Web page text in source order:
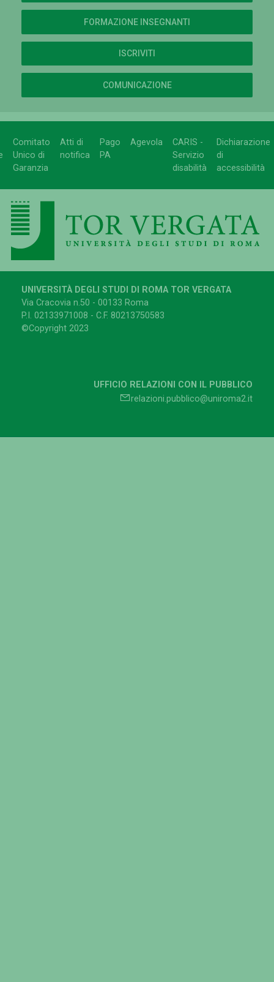
FORMAZIONE INSEGNANTI
ISCRIVITI
COMUNICAZIONE
Comitato
Unico di
Garanzia
Atti di
notifica
Pago
PA
Agevola
CARIS -
Servizio
disabilità
Dichiarazione
di
accessibilità
UNIVERSITÀ DEGLI STUDI DI ROMA TOR VERGATA
Via Cracovia n.50 - 00133 Roma
P.I. 02133971008 - C.F. 80213750583
©Copyright 2023
UFFICIO RELAZIONI CON IL PUBBLICO
relazioni.pubblico@uniroma2.it